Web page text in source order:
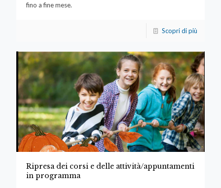
fino a fine mese.
Scopri di più
Ripresa dei corsi e delle attività/appuntamenti
in programma